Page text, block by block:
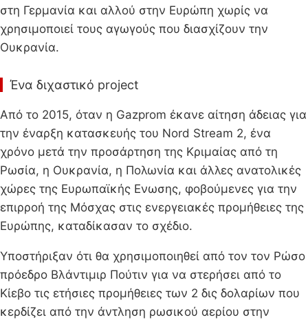
στη Γερμανία και αλλού στην Ευρώπη χωρίς να
χρησιμοποιεί τους αγωγούς που διασχίζουν την
Ουκρανία.
Ένα διχαστικό project
Από το 2015, όταν η Gazprom έκανε αίτηση άδειας για
την έναρξη κατασκευής του Nord Stream 2, ένα
χρόνο μετά την προσάρτηση της Κριμαίας από τη
Ρωσία, η Ουκρανία, η Πολωνία και άλλες ανατολικές
χώρες της Ευρωπαϊκής Ενωσης, φοβούμενες για την
επιρροή της Μόσχας στις ενεργειακές προμήθειες της
Ευρώπης, καταδίκασαν το σχέδιο.
Υποστήριξαν ότι θα χρησιμοποιηθεί από τον τον Ρώσο
πρόεδρο Βλάντιμιρ Πούτιν για να στερήσει από το
Κίεβο τις ετήσιες προμήθειες των 2 δις δολαρίων που
κερδίζει από την άντληση ρωσικού αερίου στην